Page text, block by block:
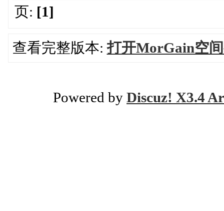
页: [1]
查看完整版本:打开MorGain空
Powered by Discuz! X3.4